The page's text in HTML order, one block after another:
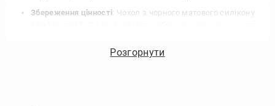
Збереження цінності: Чохол з чорного матового силікону
продати свій пристрій в майбутньому.
Розгорнути